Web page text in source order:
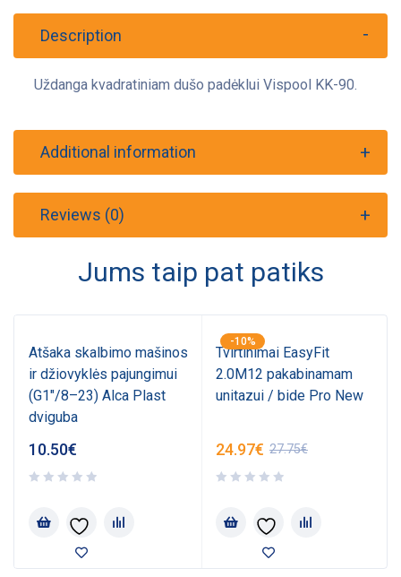
Description
Uždanga kvadratiniam dušo padėklui Vispool KK-90.
Additional information
Reviews (0)
Jums taip pat patiks
Atšaka skalbimo mašinos
ir džiovyklės pajungimui
(G1"/8–23) Alca Plast
dviguba
10.50€
-10%
Tvirtinimai EasyFit
2.0M12 pakabinamam
unitazui / bide Pro New
27.75€
24.97€